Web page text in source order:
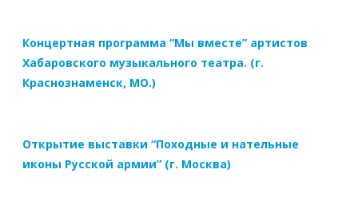
Концертная программа “Мы вместе” артистов
Хабаровского музыкального театра. (г.
Краснознаменск, МО.)
Открытие выставки “Походные и нательные
иконы Русской армии” (г. Москва)